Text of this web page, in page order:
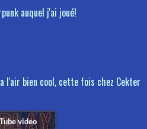
auquel j'ai joué!
l'air bien cool, cette fois chez Cekter